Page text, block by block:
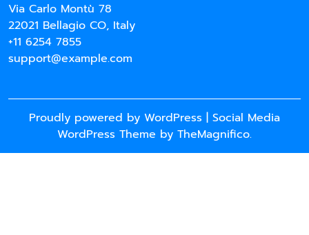
Via Carlo Montù 78
22021 Bellagio CO, Italy
+11 6254 7855
support@example.com
Proudly powered by WordPress | Social Media
WordPress Theme by TheMagnifico.